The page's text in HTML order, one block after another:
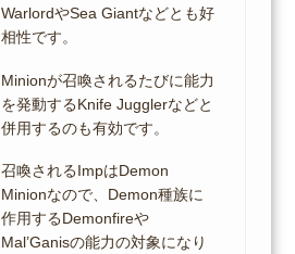
WarlordやSea Giantなどとも好
相性です。
Minionが召喚されるたびに能力
を発動するKnife Jugglerなどと
併用するのも有効です。
召喚されるImpはDemon
Minionなので、Demon種族に
作用するDemonfireや
Mal’Ganisの能力の対象になり